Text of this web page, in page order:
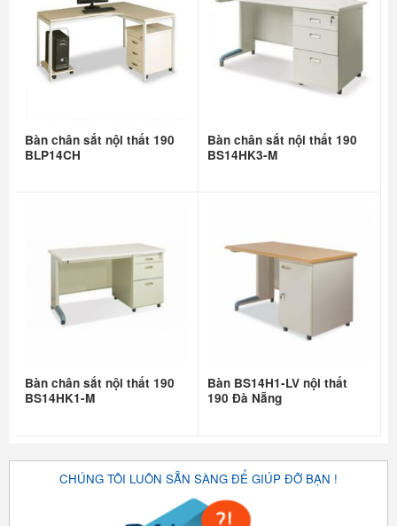
Bàn chân sắt nội thất 190
BLP14CH
Bàn chân sắt nội thất 190
BS14HK3-M
Bàn chân sắt nội thất 190
BS14HK1-M
Bàn BS14H1-LV nội thất
190 Đà Nẵng
CHÚNG TÔI LUÔN SẴN SÀNG ĐỂ GIÚP ĐỠ BẠN !